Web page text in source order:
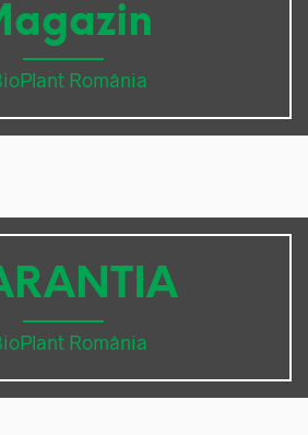
România
România